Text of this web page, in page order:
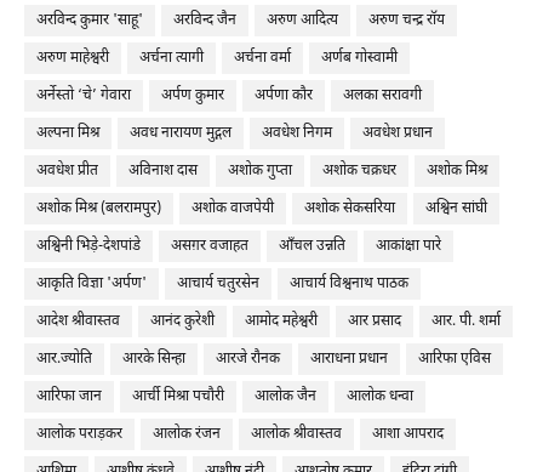
अरविन्द कुमार 'साहू'
अरविन्द जैन अरुण आदित्य
अरुण चन्द्र रॉय
अरुण माहेश्वरी
अर्चना त्यागी अर्चना वर्मा
अर्णब गोस्वामी
अर्नेस्तो ‘चे’ गेवारा
अर्पण कुमार अर्पणा कौर
अलका सरावगी
अल्पना मिश्र
अवध नारायण मुद्गल अवधेश निगम
अवधेश प्रधान
अवधेश प्रीत
अविनाश दास अशोक गुप्ता अशोक चक्रधर
अशोक मिश्र
अशोक मिश्र (बलरामपुर)
अशोक वाजपेयी अशोक सेकसरिया
अश्विन सांघी
अश्विनी भिड़े-देशपांडे
असग़र वजाहत आँचल उन्नति
आकांक्षा पारे
आकृति विज्ञा 'अर्पण'
आचार्य चतुरसेन
आचार्य विश्वनाथ पाठक
आदेश श्रीवास्तव
आनंद कुरेशी आमोद महेश्वरी आर प्रसाद
आर. पी. शर्मा
आर.ज्योति
आरके सिन्हा आरजे रौनक आराधना प्रधान
आरिफा एविस
आरिफा जान
आर्ची मिश्रा पचौरी आलोक जैन
आलोक धन्वा
आलोक पराड़कर
आलोक रंजन आलोक श्रीवास्तव
आशा आपराद